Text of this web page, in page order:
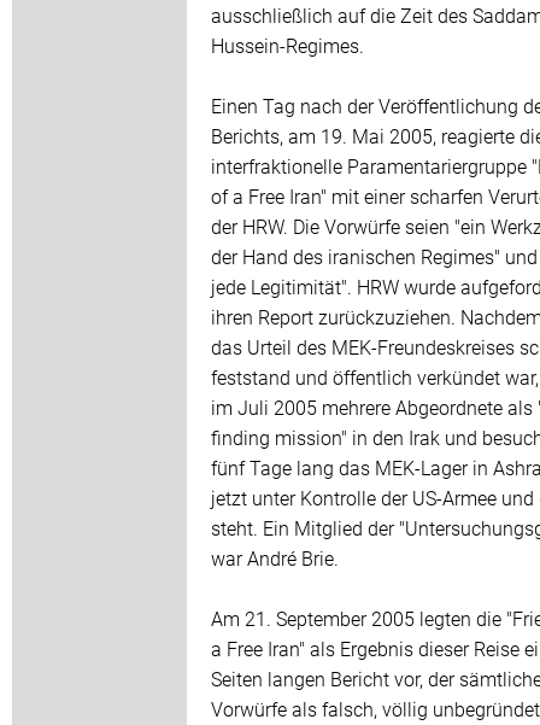
ausschließlich auf die Zeit des
Hussein-Regimes.
Einen Tag nach der Veröffentlichung
Berichts, am 19. Mai 2005, reagierte
interfraktionelle Paramentariergruppe
of a Free Iran" mit einer scharfen
der HRW. Die Vorwürfe seien "ein
der Hand des iranischen Regimes"
jede Legitimität". HRW wurde
ihren Report zurückzuziehen.
das Urteil des MEK-Freundeskreises
feststand und öffentlich verkündet
im Juli 2005 mehrere Abgeordnete als
finding mission" in den Irak und
fünf Tage lang das MEK-Lager in
jetzt unter Kontrolle der US-Armee und
steht. Ein Mitglied der
war André Brie.
Am 21. September 2005 legten die
a Free Iran" als Ergebnis dieser Reise
Seiten langen Bericht vor, der
Vorwürfe als falsch, völlig